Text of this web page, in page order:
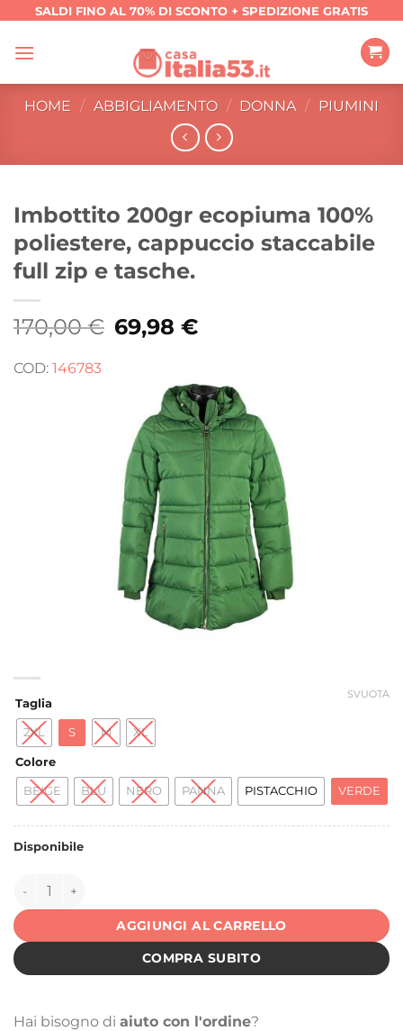
contenuti
SALDI FINO AL 70% DI SCONTO + SPEDIZIONE GRATIS
HOME / ABBIGLIAMENTO / DONNA / PIUMINI
Imbottito 200gr ecopiuma 100%
poliestere, cappuccio staccabile
full zip e tasche.
170,00€
Il
prezzo
69,98€Il
prezzo
69,98 €.
COD: 146783
Taglia
2XL S M XL
Colore
BEIGE BLU NERO PANNA PISTACCHIO VERDE
SVUOTA
Disponibile
146783 quantità
AGGIUNGI AL CARRELLO
COMPRA SUBITO
Hai bisogno di aiuto con l'ordine?